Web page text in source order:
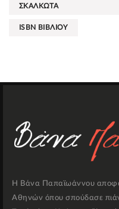
ΣΚΑΛΚΩΤΑ
ISBN ΒΙΒΛΙΟΥ
Η Βάνα Παπαϊωάννου
Αθηνών όπου σπούδασε